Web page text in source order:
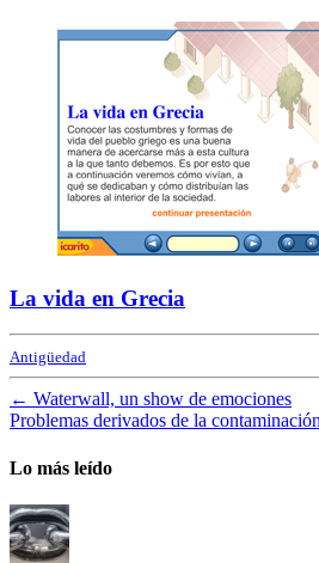
La vida en Grecia
Antigüedad
← Waterwall, un show de emociones
Problemas derivados de la
Lo más leído